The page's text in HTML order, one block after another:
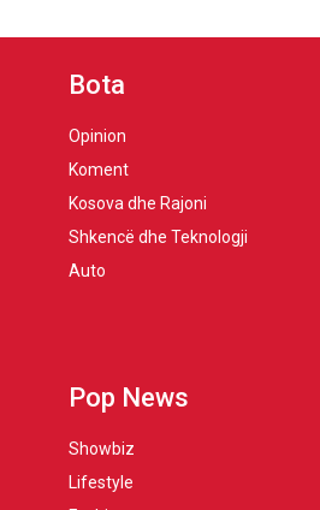
Bota
Opinion
Koment
Kosova dhe Rajoni
Shkencë dhe Teknologji
Auto
Pop News
Showbiz
Lifestyle